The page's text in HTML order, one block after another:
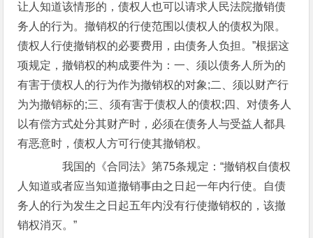
让人知道该情形的，债权人也可以请求人民法院撤销债
务人的行为。撤销权的行使范围以债权人的债权为限。
债权人行使撤销权的必要费用，由债务人负担。”根据这
项规定，撤销权的构成要件为：一、须以债务人所为的
有害于债权人的行为作为撤销权的对象;二、须以财产行
为为撤销标的;三、须有害于债权人的债权;四、对债务人
以有偿方式处分其财产时，必须在债务人与受益人都具
有恶意时，债权人方可行使其撤销权。
我国的《合同法》第75条规定：“撤销权自债权
人知道或者应当知道撤销事由之日起一年内行使。自债
务人的行为发生之日起五年内没有行使撤销权的，该撤
销权消灭。”